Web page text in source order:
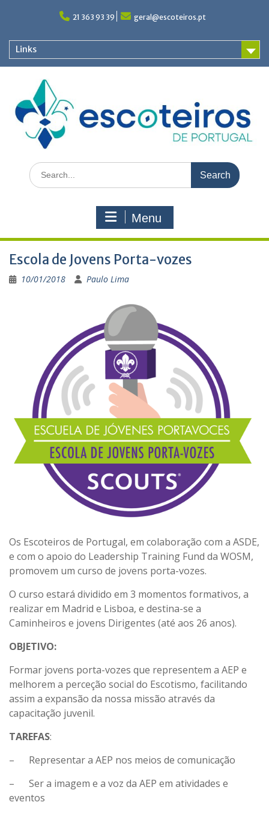
21 363 93 39 geral@escoteiros.pt
Links
Search
for:
Menu
Escola de Jovens Porta-vozes
10/01/2018 Paulo Lima
Os Escoteiros de Portugal, em colaboração com a ASDE,
e com o apoio do Leadership Training Fund da WOSM,
promovem um curso de jovens porta-vozes.
O curso estará dividido em 3 momentos formativos, a
realizar em Madrid e Lisboa, e destina-se a
Caminheiros e jovens Dirigentes (até aos 26 anos).
OBJETIVO:
Formar jovens porta-vozes que representem a AEP e
melhorem a perceção social do Escotismo, facilitando
assim a expansão da nossa missão através da
capacitação juvenil.
TAREFAS:
– Representar a AEP nos meios de comunicação
– Ser a imagem e a voz da AEP em atividades e
eventos